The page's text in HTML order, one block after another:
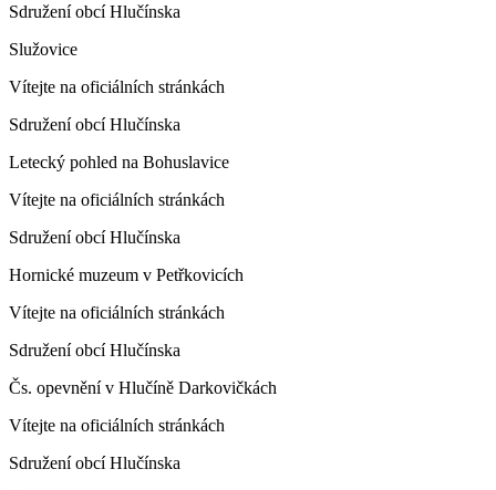
Sdružení obcí Hlučínska
Služovice
Vítejte na oficiálních stránkách
Sdružení obcí Hlučínska
Letecký pohled na Bohuslavice
Vítejte na oficiálních stránkách
Sdružení obcí Hlučínska
Hornické muzeum v Petřkovicích
Vítejte na oficiálních stránkách
Sdružení obcí Hlučínska
Čs. opevnění v Hlučíně Darkovičkách
Vítejte na oficiálních stránkách
Sdružení obcí Hlučínska